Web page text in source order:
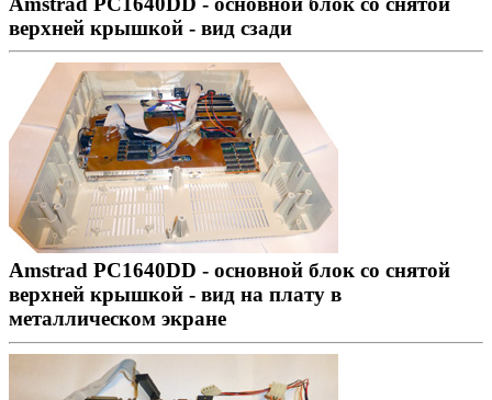
верхней крышкой - вид сзади
Amstrad PC1640DD - основной блок со снятой
верхней крышкой - вид на плату в
металлическом экране